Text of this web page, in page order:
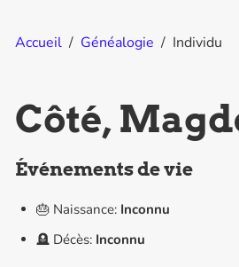
Accueil / Généalogie / Individu
Côté,
Événements de vie
🎂 Naissance: Inconnu
🪦 Décès: Inconnu